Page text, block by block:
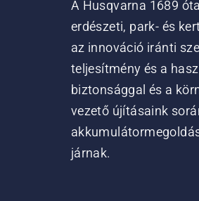
A Husqvarna 1689
erdészeti, park- és
az innováció iránti
teljesítmény és a
biztonsággal és a
vezető újításaink
járnak.